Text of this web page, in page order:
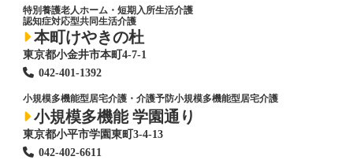
特別養護老人ホーム ・短期入所生活介護
認知症対応型共同生活介護
本町けやきの杜
東京都小金井市本町4-7-1
042-401-1392
小規模多機能型居宅介護・介護予防小規模多機能型居宅介護
小規模多機能 学園通り
東京都小平市学園東町3-4-13
042-402-6611